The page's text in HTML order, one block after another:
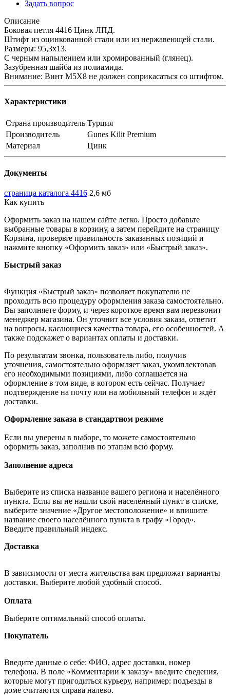
Задать вопрос
Описание
Боковая петля 4416 Цинк ЛПД.
Штифт из оцинкованной стали или из нержавеющей стали.
Размеры: 95,3х13.
С черным напылением или хромированный (глянец).
Зазубренная шайба из полиамида.
Внимание: Винт M5X8 не должен соприкасаться со штифтом.
Характеристики
Страна производитель Турция
Производитель
Gunes Kilit Premium
Материал
Цинк
Документы
страница каталога 4416 2,6 мб
Как купить
Оформить заказ на нашем сайте легко. Просто добавьте
выбранные товары в корзину, а затем перейдите на страницу
Корзина, проверьте правильность заказанных позиций и
нажмите кнопку «Оформить заказ» или «Быстрый заказ».
Быстрый заказ
Функция «Быстрый заказ» позволяет покупателю не
проходить всю процедуру оформления заказа самостоятельно.
Вы заполняете форму, и через короткое время вам перезвонит
менеджер магазина. Он уточнит все условия заказа, ответит
на вопросы, касающиеся качества товара, его особенностей. А
также подскажет о вариантах оплаты и доставки.
По результатам звонка, пользователь либо, получив
уточнения, самостоятельно оформляет заказ, укомплектовав
его необходимыми позициями, либо соглашается на
оформление в том виде, в котором есть сейчас. Получает
подтверждение на почту или на мобильный телефон и ждёт
доставки.
Оформление заказа в стандартном режиме
Если вы уверены в выборе, то можете самостоятельно
оформить заказ, заполнив по этапам всю форму.
Заполнение адреса
Выберите из списка название вашего региона и населённого
пункта. Если вы не нашли свой населённый пункт в списке,
выберите значение «Другое местоположение» и впишите
название своего населённого пункта в графу «Город».
Введите правильный индекс.
Доставка
В зависимости от места жительства вам предложат варианты
доставки. Выберите любой удобный способ.
Оплата
Выберите оптимальный способ оплаты.
Покупатель
Введите данные о себе: ФИО, адрес доставки, номер
телефона. В поле «Комментарии к заказу» введите сведения,
которые могут пригодиться курьеру, например: подъезды в
доме считаются справа налево.